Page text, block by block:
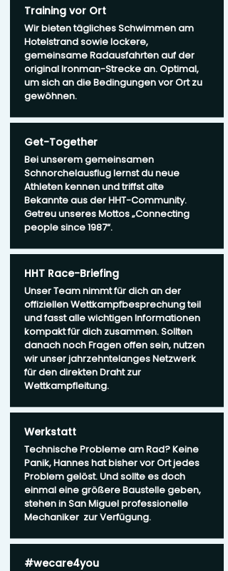
Training vor Ort
Wir bieten tägliches Schwimmen am
Hotelstrand sowie lockere,
gemeinsame Radausfahrten auf der
original Ironman-Strecke an. Optimal,
um sich an die Bedingungen vor Ort zu
gewöhnen.
Get-Together
Bei unserem gemeinsamen
Schnorchelausflug lernst du neue
Athleten kennen und triffst alte
Bekannte aus der HHT-Community.
Getreu unseres Mottos „Connecting
people since 1987“.
HHT Race-Briefing
Unser Team nimmt für dich an der
offiziellen Wettkampfbesprechung teil
und fasst alle wichtigen Informationen
kompakt für dich zusammen. Sollten
danach noch Fragen offen sein, nutzen
wir unser jahrzehntelanges Netzwerk
für den direkten Draht zur
Wettkampfleitung.
Werkstatt
Technische Probleme am Rad? Keine
Panik, Hannes hat bisher vor Ort jedes
Problem gelöst. Und sollte es doch
einmal eine größere Baustelle geben,
stehen in San Miguel professionelle
Mechaniker zur Verfügung.
#wecare4you